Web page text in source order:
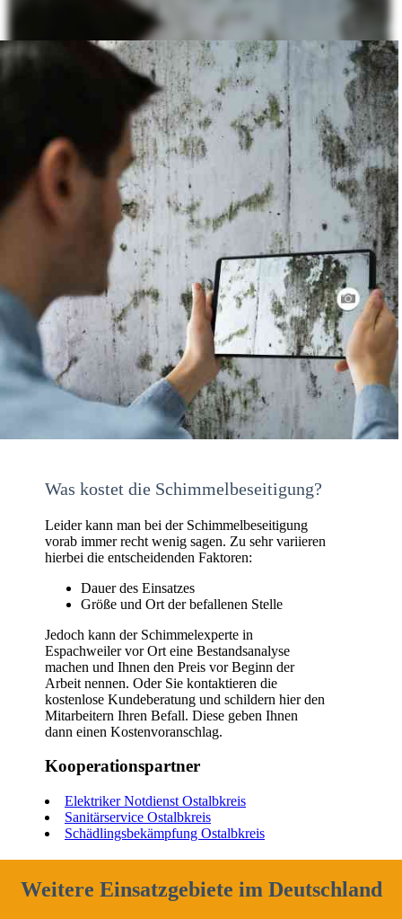
Was kostet die Schimmelbeseitigung?
Leider kann man bei der Schimmelbeseitigung
vorab immer recht wenig sagen. Zu sehr variieren
hierbei die entscheidenden Faktoren:
Dauer des Einsatzes
Größe und Ort der befallenen Stelle
Jedoch kann der Schimmelexperte in
Espachweiler vor Ort eine Bestandsanalyse
machen und Ihnen den Preis vor Beginn der
Arbeit nennen. Oder Sie kontaktieren die
kostenlose Kundeberatung und schildern hier den
Mitarbeitern Ihren Befall. Diese geben Ihnen
dann einen Kostenvoranschlag.
Kooperationspartner
Elektriker Notdienst Ostalbkreis
Sanitärservice Ostalbkreis
Schädlingsbekämpfung Ostalbkreis
Weitere Einsatzgebiete im Deutschland